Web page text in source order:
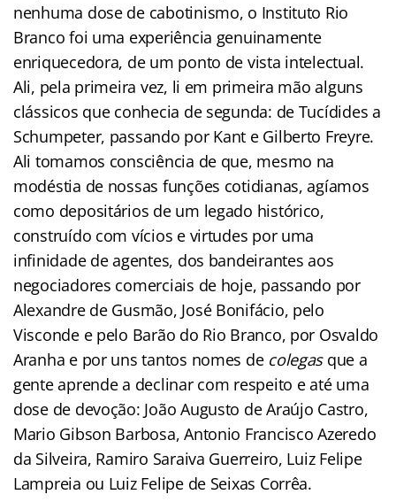
nenhuma dose de cabotinismo, o Instituto Rio
Branco foi uma experiência genuinamente
enriquecedora, de um ponto de vista intelectual.
Ali, pela primeira vez, li em primeira mão alguns
clássicos que conhecia de segunda: de Tucídides a
Schumpeter, passando por Kant e Gilberto Freyre.
Ali tomamos consciência de que, mesmo na
modéstia de nossas funções cotidianas, agíamos
como depositários de um legado histórico,
construído com vícios e virtudes por uma
infinidade de agentes, dos bandeirantes aos
negociadores comerciais de hoje, passando por
Alexandre de Gusmão, José Bonifácio, pelo
Visconde e pelo Barão do Rio Branco, por Osvaldo
Aranha e por uns tantos nomes de colegas que a
gente aprende a declinar com respeito e até uma
dose de devoção: João Augusto de Araújo Castro,
Mario Gibson Barbosa, Antonio Francisco Azeredo
da Silveira, Ramiro Saraiva Guerreiro, Luiz Felipe
Lampreia ou Luiz Felipe de Seixas Corrêa.